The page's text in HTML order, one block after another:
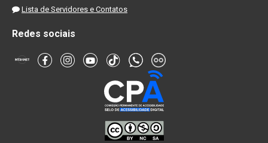
Lista de Servidores e Contatos
Redes sociais